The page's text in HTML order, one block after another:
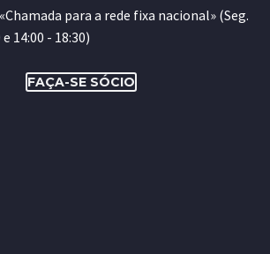
para a rede fixa nacional» (Seg.
14:00 - 18:30)
FAÇA-SE SÓCIO